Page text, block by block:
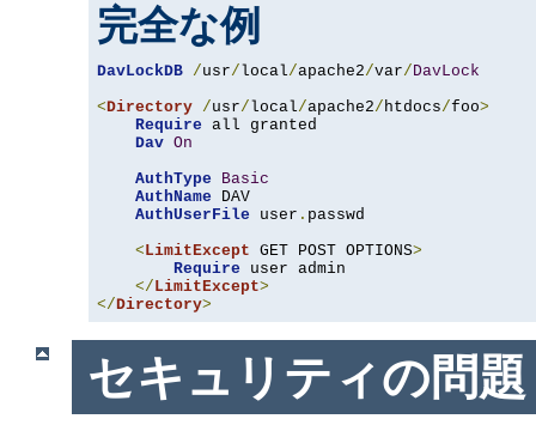
完全な例
DavLockDB /usr/local/apache2/var/ DavLock
<Directory /usr/local/apache2/ htdocs/foo>
Require all granted
Dav On
AuthType
Basic
AuthName DAV
AuthUserFile user . passwd
< LimitExcept GET POST OPTIONS>
Require user admin
</ LimitExcept>
</Directory>
セキュリティの問題